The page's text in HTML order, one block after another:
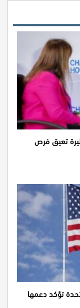
تعيق فرص
المتحدة تؤكد دعمها